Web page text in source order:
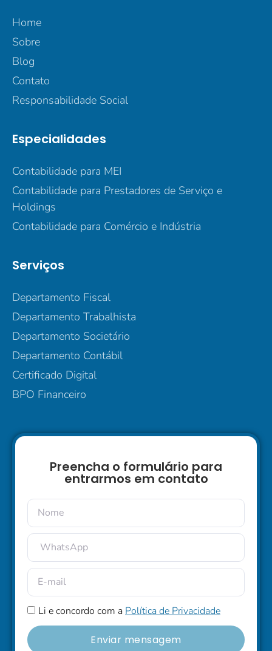
Home
Sobre
Blog
Contato
Responsabilidade Social
Especialidades
Contabilidade para MEI
Contabilidade para Prestadores de Serviço e
Holdings
Contabilidade para Comércio e Indústria
Serviços
Departamento Fiscal
Departamento Trabalhista
Departamento Societário
Departamento Contábil
Certificado Digital
BPO Financeiro
Preencha o formulário para
entrarmos em contato
Li e concordo com a Política de Privacidade
Enviar mensagem